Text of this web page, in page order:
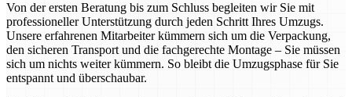
Von der ersten Beratung bis zum Schluss begleiten wir Sie mit
professioneller Unterstützung durch jeden Schritt Ihres Umzugs.
Unsere erfahrenen Mitarbeiter kümmern sich um die Verpackung,
den sicheren Transport und die fachgerechte Montage – Sie müssen
sich um nichts weiter kümmern. So bleibt die Umzugsphase für Sie
entspannt und überschaubar.